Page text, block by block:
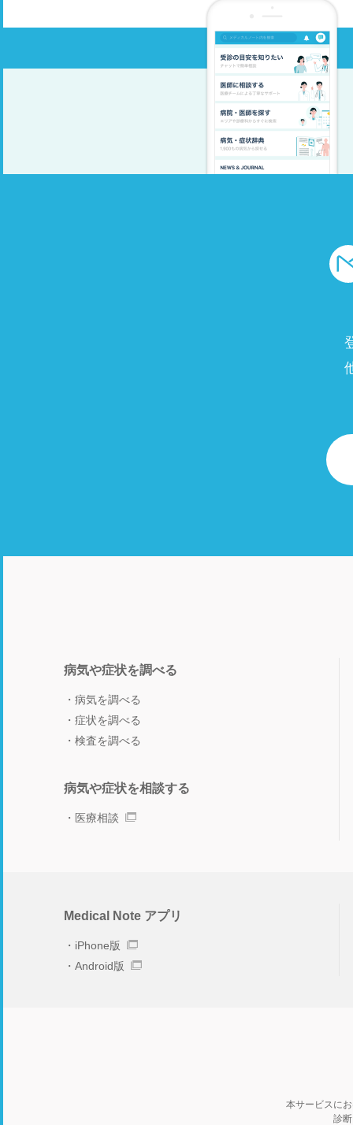
病気や症状を調べる
病気を調べる
症状を調べる
検査を調べる
病気や症状を相談する
医療相談
Medical Note アプリ
iPhone版
Android版
本サービスに
診